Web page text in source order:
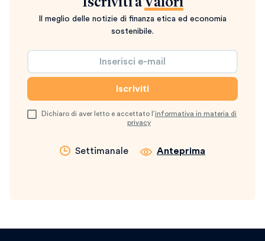
Il meglio delle notizie di finanza etica ed economia
sostenibile.
Dichiaro di aver letto e accettato l’informativa in materia di
privacy
Settimanale Anteprima